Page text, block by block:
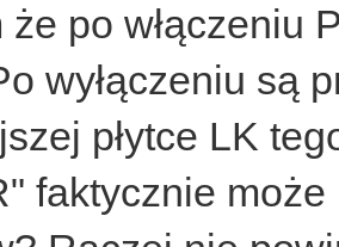
że po włączeniu
wyłączeniu są
płytce LK
faktycznie